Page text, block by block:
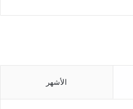
الأشهر